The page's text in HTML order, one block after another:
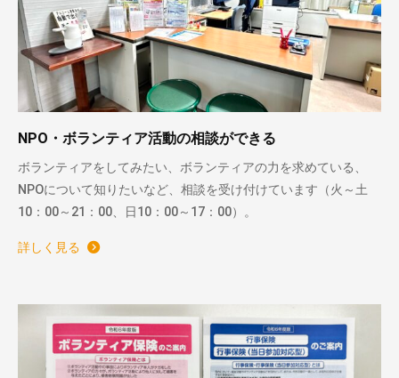
NPO・ボランティア活動の相談ができる
ボランティアをしてみたい、ボランティアの力を求めている、
NPOについて知りたいなど、相談を受け付けています（火～土
10：00～21：00、日10：00～17：00）。
詳しく見る